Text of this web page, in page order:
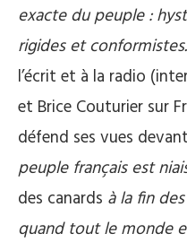
exacte du peuple :
rigides et conformistes.
l’écrit et à la radio
et Brice Couturier sur
défend ses vues
peuple français est
des canards à la fin
quand tout le monde